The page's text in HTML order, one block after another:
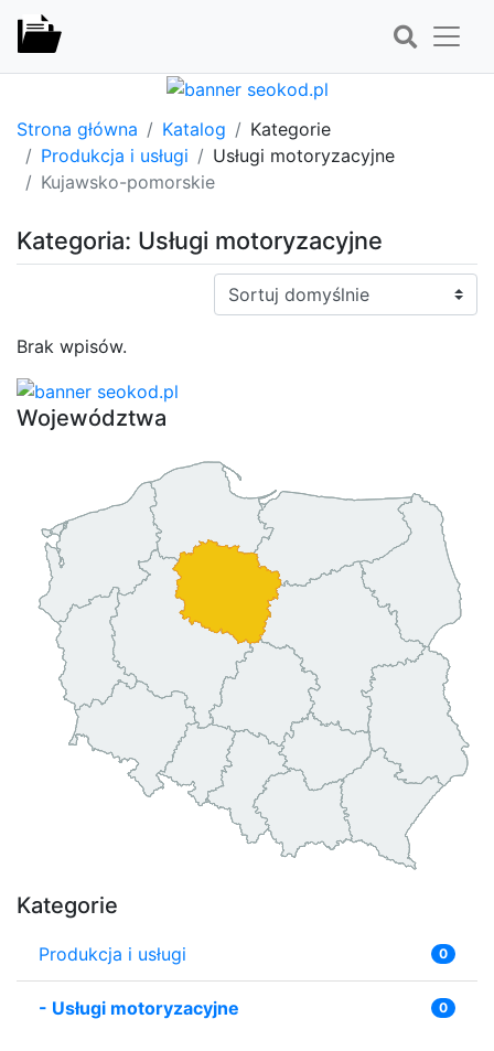
Strona główna Katalog
Kategorie
Produkcja i usługi
Usługi motoryzacyjne
Kujawsko-pomorskie
Kategoria: Usługi motoryzacyjne
Sortuj:
Brak wpisów.
Województwa
Kategorie
Produkcja i usługi 0
- Usługi motoryzacyjne 0